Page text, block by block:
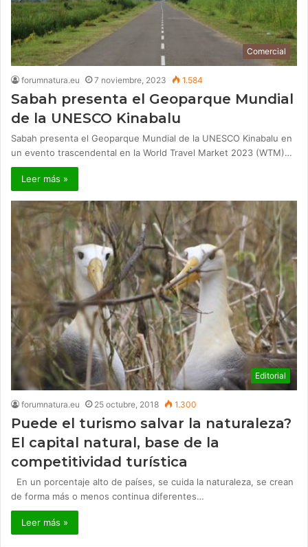
Comercial
forumnatura.eu 7 noviembre, 2023 1.584
Sabah presenta el Geoparque Mundial
de la UNESCO Kinabalu
Sabah presenta el Geoparque Mundial de la UNESCO Kinabalu en
un evento trascendental en la World Travel Market 2023 (WTM)…
Leer más »
Editorial
forumnatura.eu 25 octubre, 2018 1.300
Puede el turismo salvar la naturaleza?
El capital natural, base de la
competitividad turística
En un porcentaje alto de países, se cuida la naturaleza, se crean
de forma más o menos continua diferentes…
Leer más »